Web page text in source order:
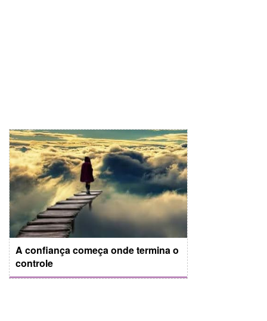
A confiança começa onde termina o
controle